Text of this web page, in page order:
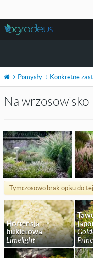
Pomysły Konkretne
Na wrzosowisko
Tymczosowo brak opisu do
Hortensja
bukietowa
Limelight